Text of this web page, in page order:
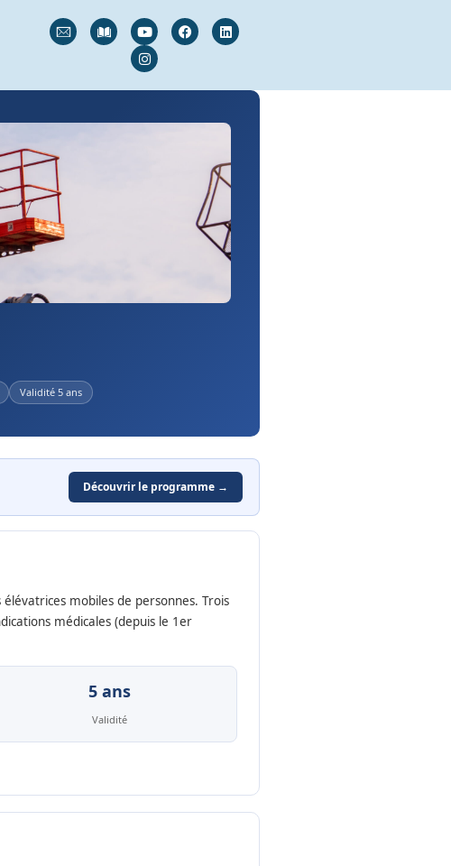
Validité 5 ans
Découvrir le programme →
mobiles de personnes. Trois
médicales (depuis le 1er
5 ans
Validité